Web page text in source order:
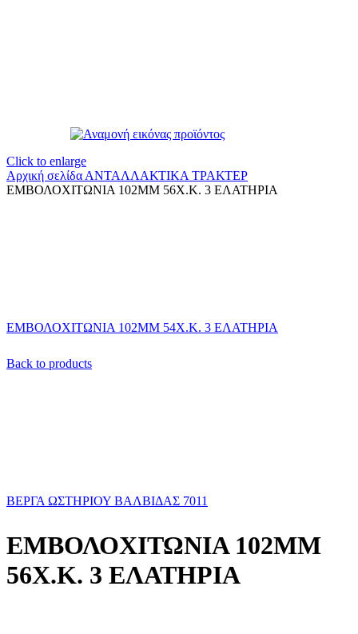
Click to enlarge
Αρχική σελίδα ΑΝΤΑΛΛΑΚΤΙΚΑ ΤΡΑΚΤΕΡ
ΕΜΒΟΛΟΧΙΤΩΝΙΑ 102ΜΜ 56Χ.Κ. 3 ΕΛΑΤΗΡΙΑ
ΕΜΒΟΛΟΧΙΤΩΝΙΑ 102ΜΜ 54Χ.Κ. 3 ΕΛΑΤΗΡΙΑ
Back to products
ΒΕΡΓΑ ΩΣΤΗΡΙΟΥ ΒΑΛΒΙΔΑΣ 7011
ΕΜΒΟΛΟΧΙΤΩΝΙΑ 102ΜΜ
56Χ.Κ. 3 ΕΛΑΤΗΡΙΑ